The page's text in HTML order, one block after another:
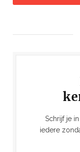
Schrijf je
iedere